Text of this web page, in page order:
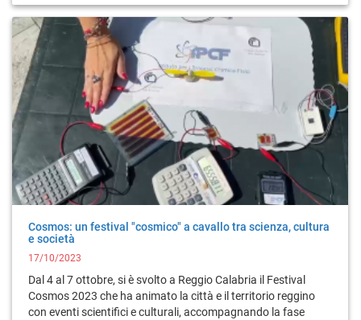
Cosmos: un festival "cosmico" a cavallo tra scienza, cultura
e società
17/10/2023
Dal 4 al 7 ottobre, si è svolto a Reggio Calabria il Festival
Cosmos 2023 che ha animato la città e il territorio reggino
con eventi scientifici e culturali, accompagnando la fase